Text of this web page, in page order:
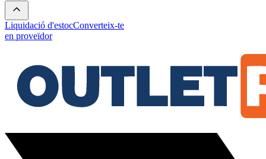
Liquidació d'estocConverteix-te
en proveïdor